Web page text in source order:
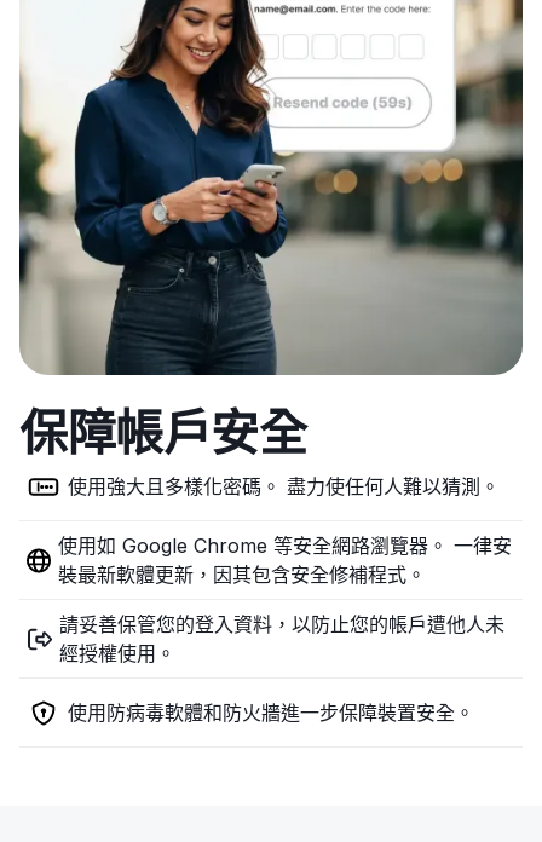
保障帳戶安全
使用強大且多樣化密碼。 盡力使任何人難以猜測。
使用如 Google Chrome 等安全網路瀏覽器。 一律安
裝最新軟體更新，因其包含安全修補程式。
請妥善保管您的登入資料，以防止您的帳戶遭他人未
經授權使用。
使用防病毒軟體和防火牆進一步保障裝置安全。